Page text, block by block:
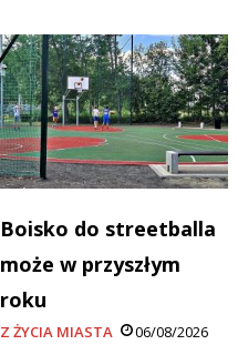
Boisko do streetballa
może w przyszłym
roku
Z ŻYCIA MIASTA 06/08/2026